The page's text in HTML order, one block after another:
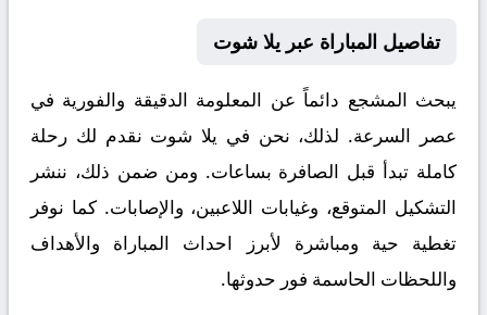
تفاصيل المباراة عبر يلا شوت
يبحث المشجع دائماً عن المعلومة الدقيقة والفورية في
عصر السرعة. لذلك، نحن في يلا شوت نقدم لك رحلة
كاملة تبدأ قبل الصافرة بساعات. ومن ضمن ذلك، ننشر
التشكيل المتوقع، وغيابات اللاعبين، والإصابات. كما نوفر
تغطية حية ومباشرة لأبرز احداث المباراة والأهداف
واللحظات الحاسمة فور حدوثها.